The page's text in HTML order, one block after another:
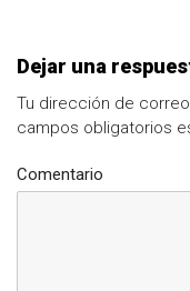
Dejar una
Tu dirección de
campos obligatorios
Comentario